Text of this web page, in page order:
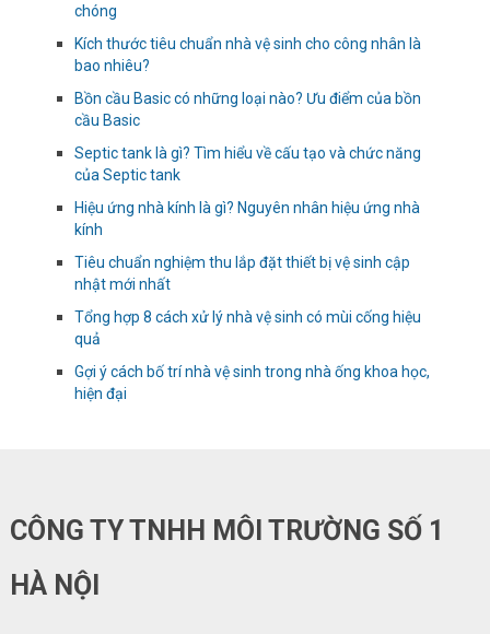
chóng
Kích thước tiêu chuẩn nhà vệ sinh cho công nhân là
bao nhiêu?
Bồn cầu Basic có những loại nào? Ưu điểm của bồn
cầu Basic
Septic tank là gì? Tìm hiểu về cấu tạo và chức năng
của Septic tank
Hiệu ứng nhà kính là gì? Nguyên nhân hiệu ứng nhà
kính
Tiêu chuẩn nghiệm thu lắp đặt thiết bị vệ sinh cập
nhật mới nhất
Tổng hợp 8 cách xử lý nhà vệ sinh có mùi cống hiệu
quả
Gợi ý cách bố trí nhà vệ sinh trong nhà ống khoa học,
hiện đại
CÔNG TY TNHH MÔI TRƯỜNG SỐ 1
HÀ NỘI